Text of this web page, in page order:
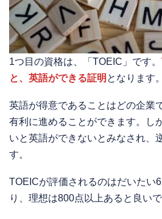
1つ目の資格は、「TOEIC」です。
と、英語ができる証明 となります。
英語が得意であることはどの企業
有利に進めることができます。し
いと英語ができないとみなされ、
す。
TOEICが評価されるのはだいたい
り、理想は800点以上あると良いで